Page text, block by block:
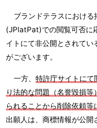
ブランドテラスにおける
(JPlatPat)での閲覧可否に
イトにて非公開とされて
がございます。
一方、 特許庁サイトにて
り法的な問題（名誉毀損等
られることから削除依頼等
出願人は、商標情報が公開